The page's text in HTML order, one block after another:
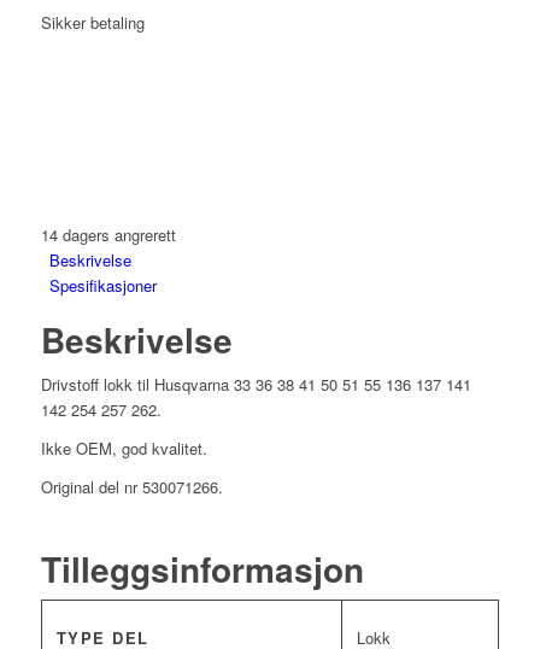
Sikker betaling
14 dagers angrerett
Beskrivelse
Spesifikasjoner
Beskrivelse
Drivstoff lokk til Husqvarna 33 36 38 41 50 51 55 136 137 141
142 254 257 262.
Ikke OEM, god kvalitet.
Original del nr 530071266.
Tilleggsinformasjon
TYPE DEL Lokk